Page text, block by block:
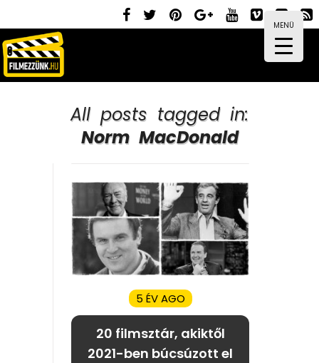
MENÜ
All posts tagged in:
Norm MacDonald
5 ÉV AGO
20 filmsztár, akiktől
2021-ben búcsúzott el